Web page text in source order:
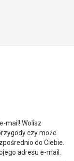
mail! Wolisz
czy może
do Ciebie.
adresu e-mail.